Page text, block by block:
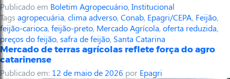
Publicado em Boletim Agropecuário,Institucional
Tags agropecuária,clima adverso,Conab, Epagri/CEPA, Feijão,
feijão-carioca,feijão-preto, Mercado Agrícola,oferta reduzida,
preços do feijão,safra de feijão, Santa Catarina
Mercado de terras agrícolas reflete força do agro
catarinense
Publicado em: 12 de maio de 2026 por Epagri